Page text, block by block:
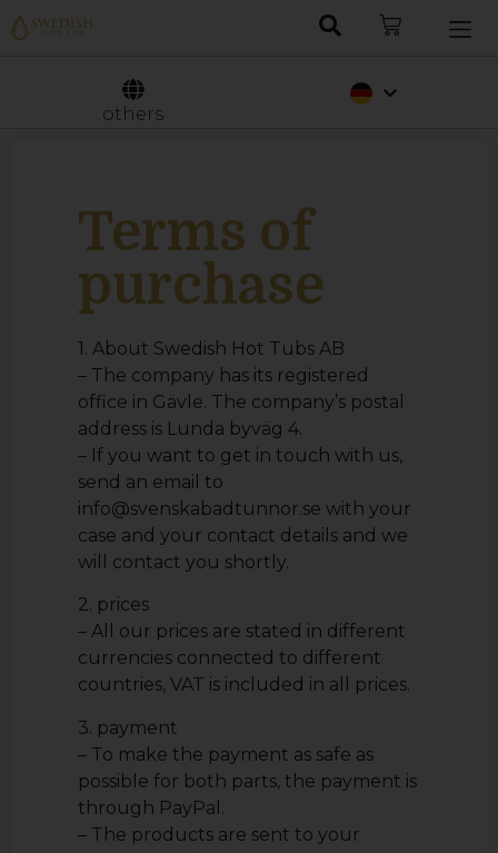
others
Nederlands
Terms of
purchase
1. About Swedish Hot Tubs AB
– The company has its registered
office in Gävle. The company’s postal
address is Lunda byväg 4.
– If you want to get in touch with us,
send an email to
info@svenskabadtunnor.se with your
case and your contact details and we
will contact you shortly.
2. prices
– All our prices are stated in different
currencies connected to different
countries, VAT is included in all prices.
3. payment
– To make the payment as safe as
possible for both parts, the payment is
through PayPal.
– The products are sent to your